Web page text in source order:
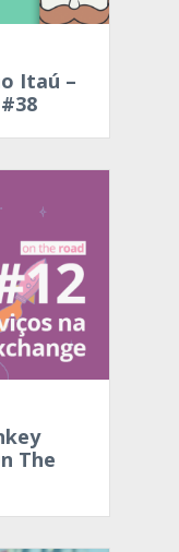
Itaú –
The